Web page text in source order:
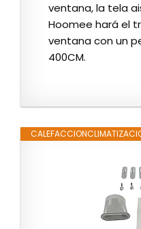
ventana, la tela
Hoomee hará el
ventana con un
400CM.